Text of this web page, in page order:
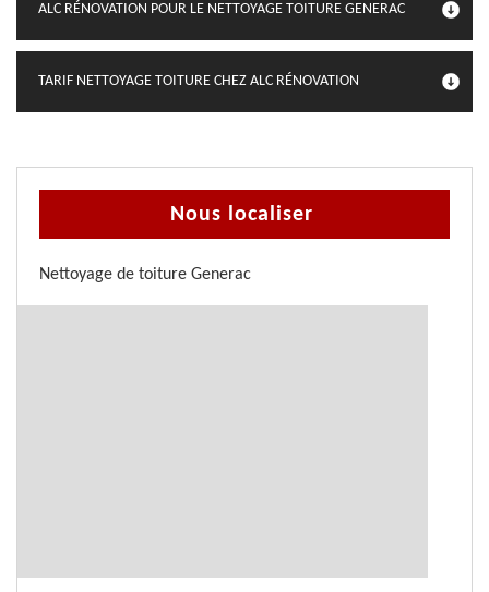
ALC RÉNOVATION POUR LE NETTOYAGE TOITURE GENERAC
TARIF NETTOYAGE TOITURE CHEZ ALC RÉNOVATION
Nous localiser
Nettoyage de toiture Generac